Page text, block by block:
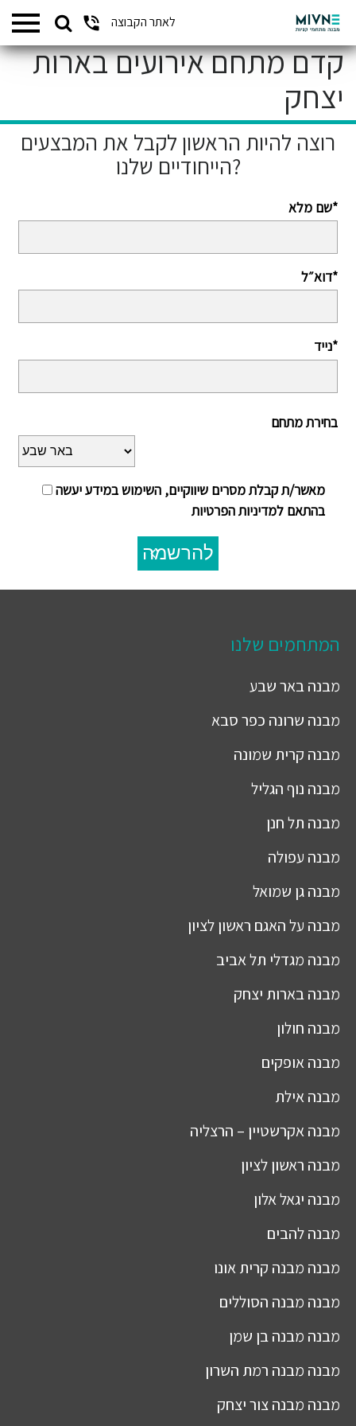
לאתר הקבוצהSearch
המתחמים שלנו
קדם מתחם אירועים בארות
יצחק
רוצה להיות הראשון לקבל את המבצעים
הייחודיים שלנו?
שם מלא*
דוא״ל*
נייד*
בחירת מתחם
מאשר/ת קבלת מסרים שיווקיים, השימוש במידע יעשה
בהתאם למדיניות הפרטיות
להרשמה
המתחמים שלנו
מבנהבאר שבע
מבנה שרונה כפר סבא
מבנה קרית שמונה
מבנה נוף הגליל
מבנה תל חנן
מבנה עפולה
מבנהגן שמואל
מבנה על האגם ראשון לציון
מבנה מגדלי תל אביב
מבנהבארות יצחק
מבנה חולון
מבנהאופקים
מבנהאילת
מבנהאקרשטיין – הרצליה
מבנה ראשון לציון
מבנה יגאל אלון
מבנהלהבים
מבנה מבנה קרית אונו
מבנה מבנה הסוללים
מבנה מבנה בן שמן
מבנה מבנה רמת השרון
מבנה מבנה צור יצחק